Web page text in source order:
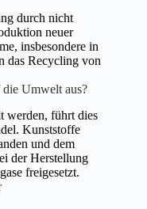
durch nicht
neuer
insbesondere in
das Recycling von
Umwelt aus?
werden, führt dies
Kunststoffe
und dem
der Herstellung
freigesetzt.